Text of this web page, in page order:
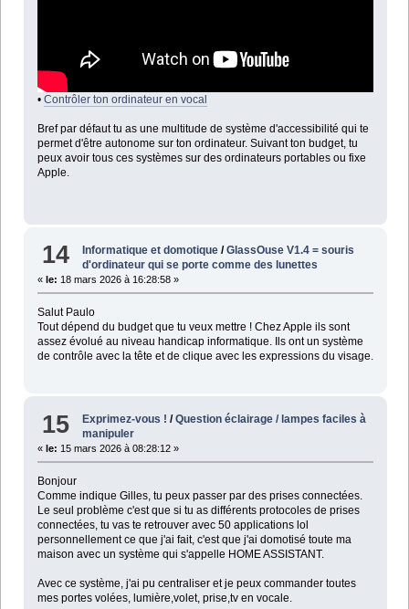
• Contrôler ton ordinateur en vocal
Bref par défaut tu as une multitude de système d'accessibilité qui te
permet d'être autonome sur ton ordinateur. Suivant ton budget, tu
peux avoir tous ces systèmes sur des ordinateurs portables ou fixe
Apple.
14 Informatique et domotique /GlassOuse V1.4 = souris
d'ordinateur qui se porte comme des lunettes
« le: 18 mars 2026 à 16:28:58 »
Salut Paulo
Tout dépend du budget que tu veux mettre ! Chez Apple ils sont
assez évolué au niveau handicap informatique. Ils ont un système
de contrôle avec la tête et de clique avec les expressions du visage.
15 Exprimez-vous ! /Question éclairage / lampes faciles à
manipuler
« le: 15 mars 2026 à 08:28:12 »
Bonjour
Comme indique Gilles, tu peux passer par des prises connectées.
Le seul problème c'est que si tu as différents protocoles de prises
connectées, tu vas te retrouver avec 50 applications lol
personnellement ce que j'ai fait, c'est que j'ai domotisé toute ma
maison avec un système qui s'appelle HOME ASSISTANT.
Avec ce système, j'ai pu centraliser et je peux commander toutes
mes portes volées, lumière,volet, prise,tv en vocale.